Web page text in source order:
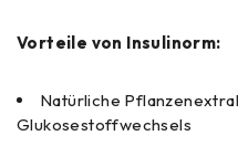
Vorteile von Insulinorm:
Natürliche
Glukosestoffwechsels